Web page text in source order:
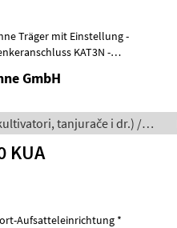
Träger mit Einstellung -
KAT3N -
GmbH
tanjurače i dr.) /
KUA
Aufsatteleinrichtung *